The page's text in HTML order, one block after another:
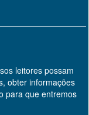
leitores possam
obter informações
para que entremos